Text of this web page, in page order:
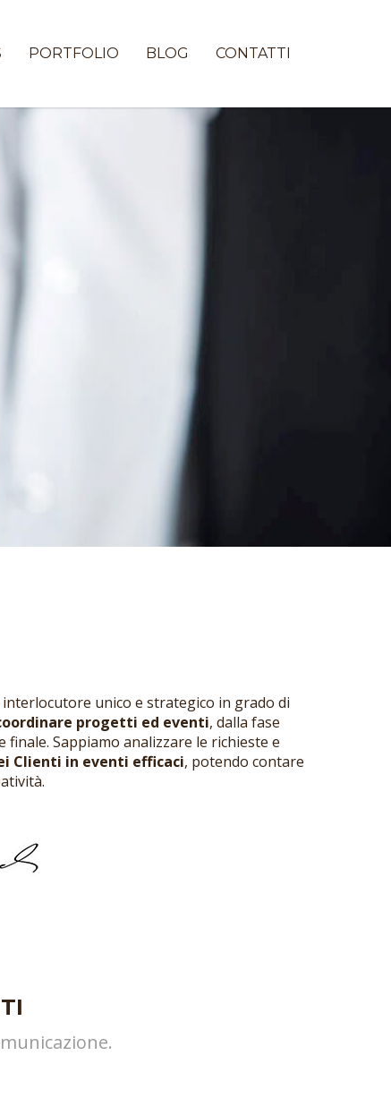
PORTFOLIO BLOG CONTATTI
unico e strategico in grado di
progetti ed eventi, dalla fase
finale. Sappiamo analizzare le richieste e
Clienti in eventi efficaci, potendo contare